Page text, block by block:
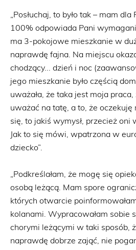
„Posłuchaj, to było tak – mam
100% odpowiada Pani
ma 3-pokojowe mieszkanie w
naprawdę fajna. Na miejscu
chodzący... dzień i noc
jego mieszkanie było częścią
uważała, że taka jest moja praca,
uważać na tatę, a to, że
się, to jakiś wymysł, przecież oni
Jak to się mówi, wpatrzona w
dziecko”.
„Podkreślałam, że mogę się
osobą leżącą. Mam spore
których otwarcie
kolanami. Wypracowałam sobie
chorymi leżącymi w taki sposób,
naprawdę dobrze zająć, nie